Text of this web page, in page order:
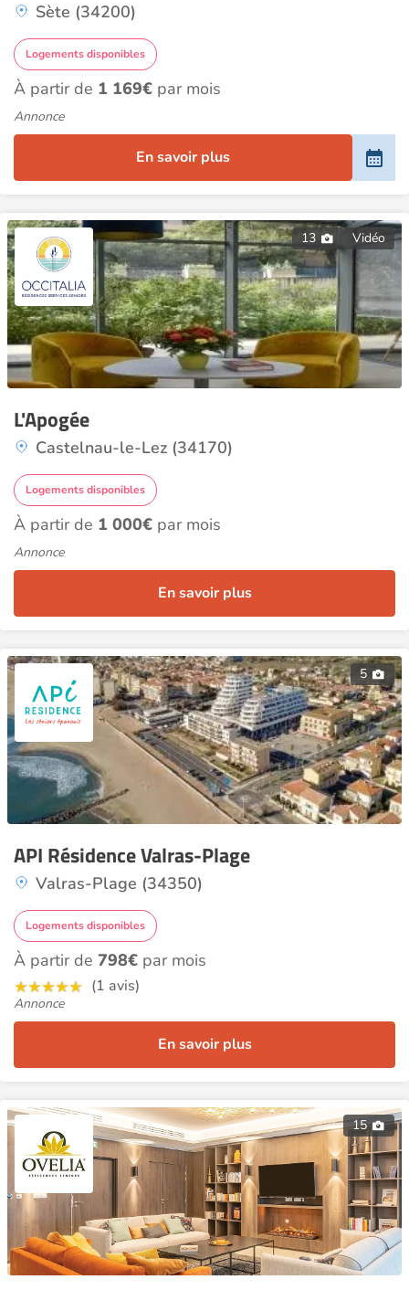
Sète (34200)
Logements disponibles
À partir de 1 169€ par mois
Annonce
En savoir plus
13 Vidéo
L'Apogée
Castelnau-le-Lez (34170)
Logements disponibles
À partir de 1 000€ par mois
Annonce
En savoir plus
5
API Résidence Valras-Plage
Valras-Plage (34350)
Logements disponibles
À partir de 798€ par mois
(1 avis)
Annonce
En savoir plus
15